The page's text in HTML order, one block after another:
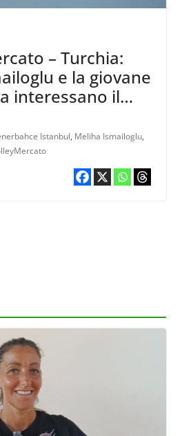
– Turchia:
e la giovane
interessano il
Istanbul, Meliha Ismailoglu,